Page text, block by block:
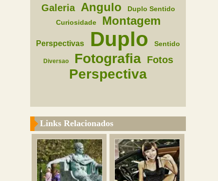
Galeria Angulo
Duplo Sentido
Curiosidade
Montagem
Perspectivas Duplo Sentido
Diversao Fotografia Fotos
Perspectiva
Links Relacionados